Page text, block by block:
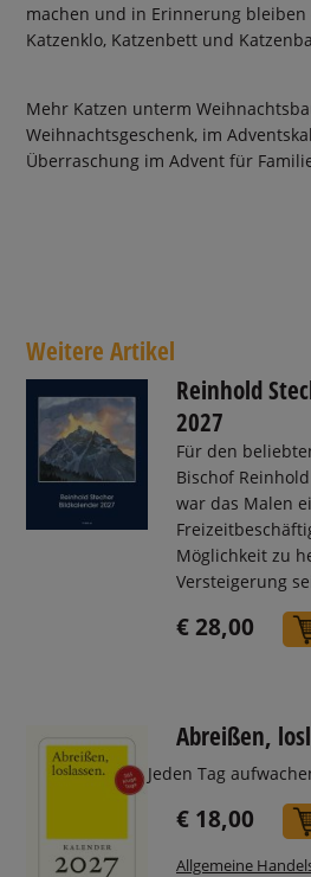
machen und in Erinnerung bleiben
Katzenklo, Katzenbett und
Mehr Katzen unterm
Weihnachtsgeschenk, im
Überraschung im Advent für
Weitere Artikel
Reinhold
2027
Für den
Bischof
war das Malen
Möglichkeit zu
Versteigerung
€ 28,00
Abreißen,
Jeden Tag
€ 18,00
Allgemeine